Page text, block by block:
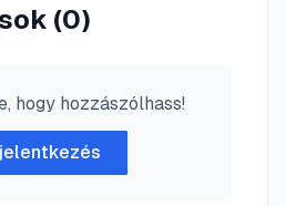
(0)
hogy hozzászólhass!